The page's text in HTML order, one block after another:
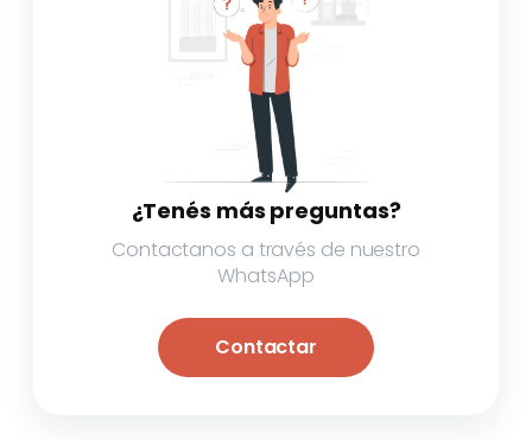
¿Tenés más preguntas?
Contactanos a través de nuestro
WhatsApp
Contactar